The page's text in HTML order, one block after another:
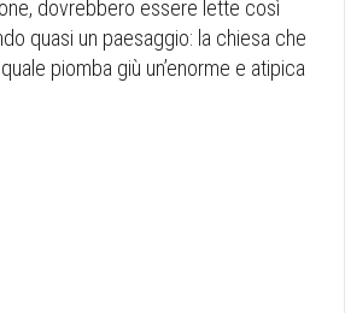
dovrebbero essere lette così
quasi un paesaggio: la chiesa che
piomba giù un’enorme e atipica